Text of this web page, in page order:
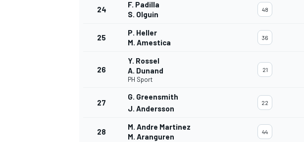
24
F. Padilla
S. Olguin
48
25
P. Heller
M. Amestica
36
26
Y. Rossel
A. Dunand
PH Sport
21
27
G. Greensmith
J. Andersson
22
28
M. Andre Martinez
M. Aranguren
44